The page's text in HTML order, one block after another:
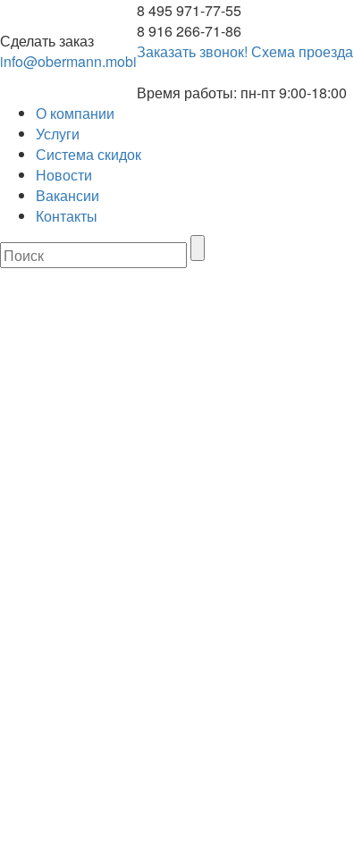
Сделать заказ
info@obermann.mobi
8 495 971-77-55
8 916 266-71-86
Заказать звонок! Схема проезда
Время работы: пн-пт 9:00-18:00
О компании
Услуги
Система скидок
Новости
Вакансии
Контакты